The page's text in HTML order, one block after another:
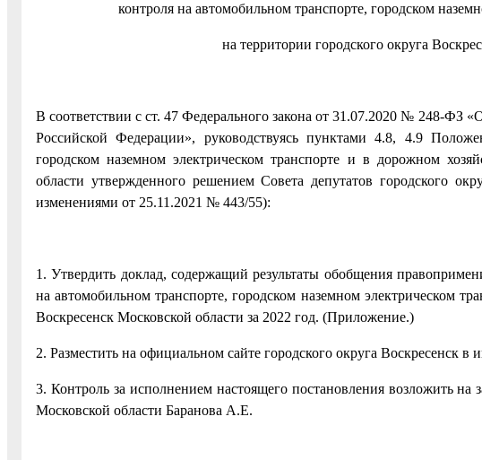
контроля на автомобильном транспорте, городском
на территории городского округа
В соответствии с ст. 47 Федерального закона от 31.07.2020 № 248-ФЗ
Российской Федерации», руководствуясь пунктами 4.8, 4.9
городском наземном электрическом транспорте и в дорожном
области утвержденного решением Совета депутатов городского
изменениями от 25.11.2021 № 443/55):
1. Утвердить доклад, содержащий результаты обобщения
на автомобильном транспорте, городском наземном электрическом
Воскресенск Московской области за 2022 год. (Приложение.)
2. Разместить на официальном сайте городского округа Воскресенск
3. Контроль за исполнением настоящего постановления возложить
Московской области Баранова А.Е.